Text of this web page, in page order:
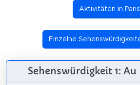
Aktivitäten in Paris
Einzelne
Sehenswürdigkeit 1: